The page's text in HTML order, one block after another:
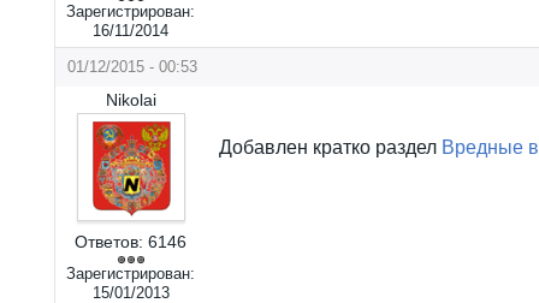
Зарегистрирован:
16/11/2014
01/12/2015 - 00:53
Nikolai
Ответов: 6146
Зарегистрирован:
15/01/2013
Добавлен кратко раздел Вредные